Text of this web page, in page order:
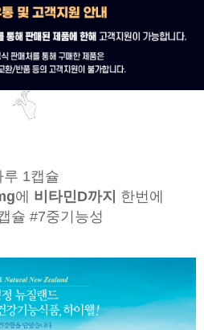
루 1캡슐
에 비타민D까지 한번에
슐 #7중기능성